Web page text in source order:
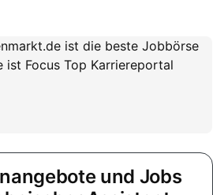
und Jobs